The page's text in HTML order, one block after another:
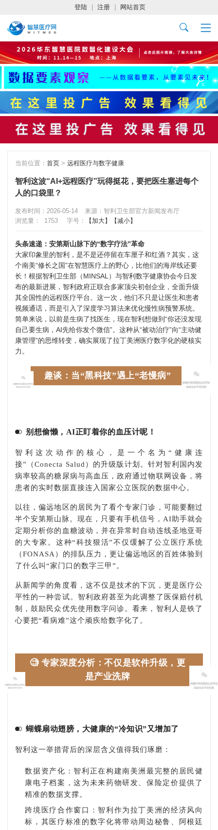
登陆 注册 网站首页
当前位置： 首页 > 远程医疗与数字健康
智利这波“AI+远程医疗”玩得挺花，要把医生塞进每个
人的口袋里？
发布时间：2026-05-14
来源：智利卫生部官方新闻发布厅
浏览量：
1753 字号： 【加大】 【减小】
头条速递：安第斯山脉下的“数字疗法”革命
大家印象里的智利，是不是还停留在车厘子和红酒？其实，这
个南美“修长之国”在智慧医疗上的野心，比他们的海岸线还要
长！根据智利卫生部（MINSAL）与智利数字健康协会今日发
布的最新进展，智利政府正联合多家顶尖初创企业，全面升级
其全国性的远程医疗平台。这一次，他们不只是让医生和患者
视频通话，而是引入了深度学习算法来优化慢性病预警系统。
简单来说，以前是生病了找医生，现在智利想做到“你还没发现
自己要生病，AI先给你发个微信”。这种从“被动治疗”向“主动健
康管理”的思维转变，确实展现了拉丁美洲医疗数字化的硬核实
力。
趣谈：当“黑科技”遇上“老慢病”
别想偷懒，AI正盯着你的血压计呢！
智利这次动作的核心，是一个名为“健康连
接”（Conecta Salud）的升级版计划。针对智利国内发
病率较高的糖尿病与高血压，政府通过物联网设备，将
患者的实时数据直接连入国家公立医院的数据中心。
以往，偏远地区的居民为了看个专家门诊，可能要翻过
半个安第斯山脉。现在，只要有手机信号，AI助手就会
定期分析你的血糖波动，并在异常时自动连线圣地亚哥
的大专家。这种“科技狠活”不仅缓解了公立医疗系统
（FONASA）的排队压力，更让偏远地区的百姓体验到
了什么叫“家门口的数字三甲”。
从新闻学的角度看，这不仅是技术的下沉，更是医疗公
平性的一种尝试。智利政府甚至为此调整了医保赔付机
制，鼓励民众优先使用数字问诊。看来，智利人是铁了
心要把“看病难”这个顽疾给数字化了。
🧐 专家深度分析：不仅是软件升级，更
是产业洗牌
蝴蝶扇动翅膀，大健康的“冷知识”又增加了
智利这一举措背后的深层含义值得我们琢磨：
数据资产化：智利正在构建南美洲最完整的居民健
康电子档案，这为未来药物研发、保险定价提供了
精准的数据支撑。
跨境医疗合作窗口：智利作为拉丁美洲的经济风向
标，其医疗标准的数字化将带动周边秘鲁、阿根廷